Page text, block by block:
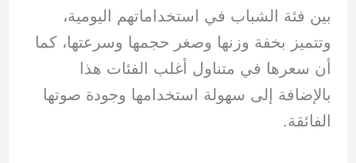
بين فئة الشباب في استخداماتهم اليومية،
وتتميز بخفة وزنها وصغر حجمها وسرعتها، كما
أن سعرها في متناول أغلب الفئات هذا
بالإضافة إلى سهولة استخدامها وجودة صوتها
الفائقة.